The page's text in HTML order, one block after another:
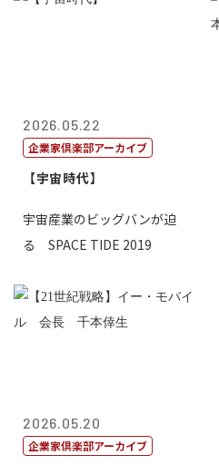
2026.05.22
企業家倶楽部アーカイブ
【宇宙時代】
宇宙産業のビッグバンが迫
る SPACE TIDE 2019
2026.05.20
企業家倶楽部アーカイブ